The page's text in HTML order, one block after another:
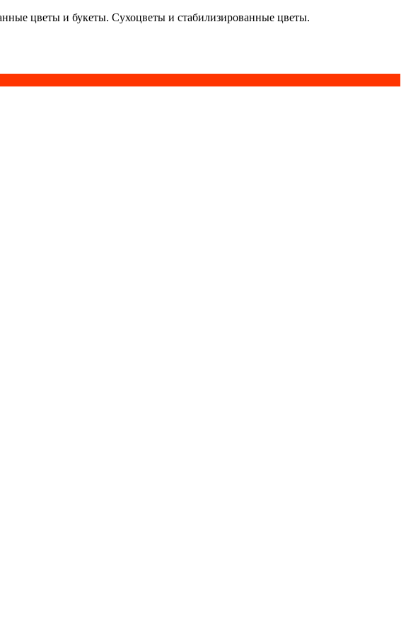
цветы и букеты. Сухоцветы и стабилизированные цветы.